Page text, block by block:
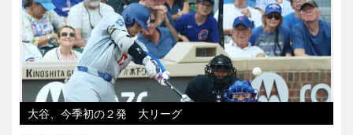
大谷、今季初の２発 大リーグ